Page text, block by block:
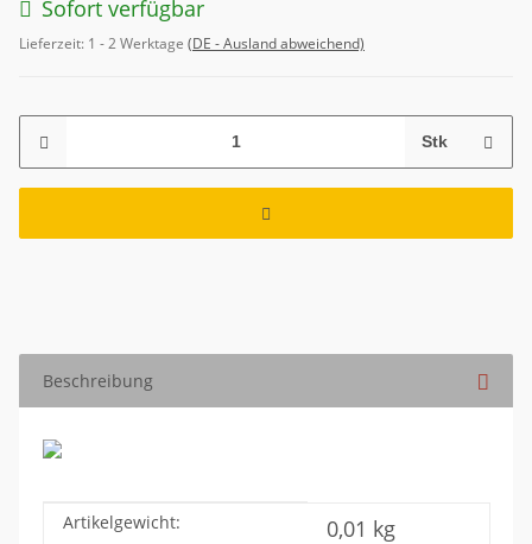
Sofort verfügbar
Lieferzeit: 1 - 2 Werktage (DE - Ausland abweichend)
Stk
Beschreibung
Produkteigenschaft
Wert
Artikelgewicht: 0,01 kg